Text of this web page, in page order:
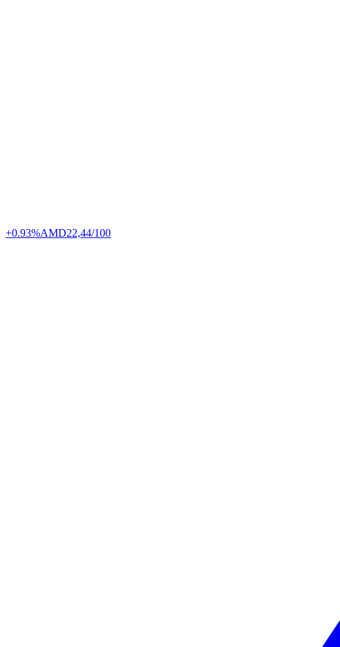
+0.93%AMD22,44/100